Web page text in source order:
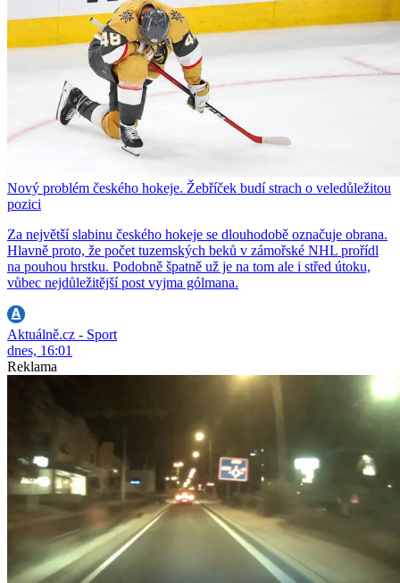
Nový problém českého hokeje. Žebříček budí strach o veledůležitou
pozici
Za největší slabinu českého hokeje se dlouhodobě označuje obrana.
Hlavně proto, že počet tuzemských beků v zámořské NHL prořídl
na pouhou hrstku. Podobně špatně už je na tom ale i střed útoku,
vůbec nejdůležitější post vyjma gólmana.
Aktuálně.cz - Sport
dnes, 16:01
Reklama